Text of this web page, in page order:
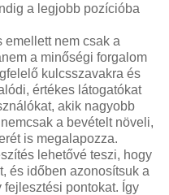
a legjobb pozícióba
nem csak a
a minőségi forgalom
kulcsszavakra és
értékes látogatókat
akik nagyobb
a bevételt növeli,
is megalapozza.
lehetővé teszi, hogy
és időben azonosítsuk a
fejlesztési pontokat. Így